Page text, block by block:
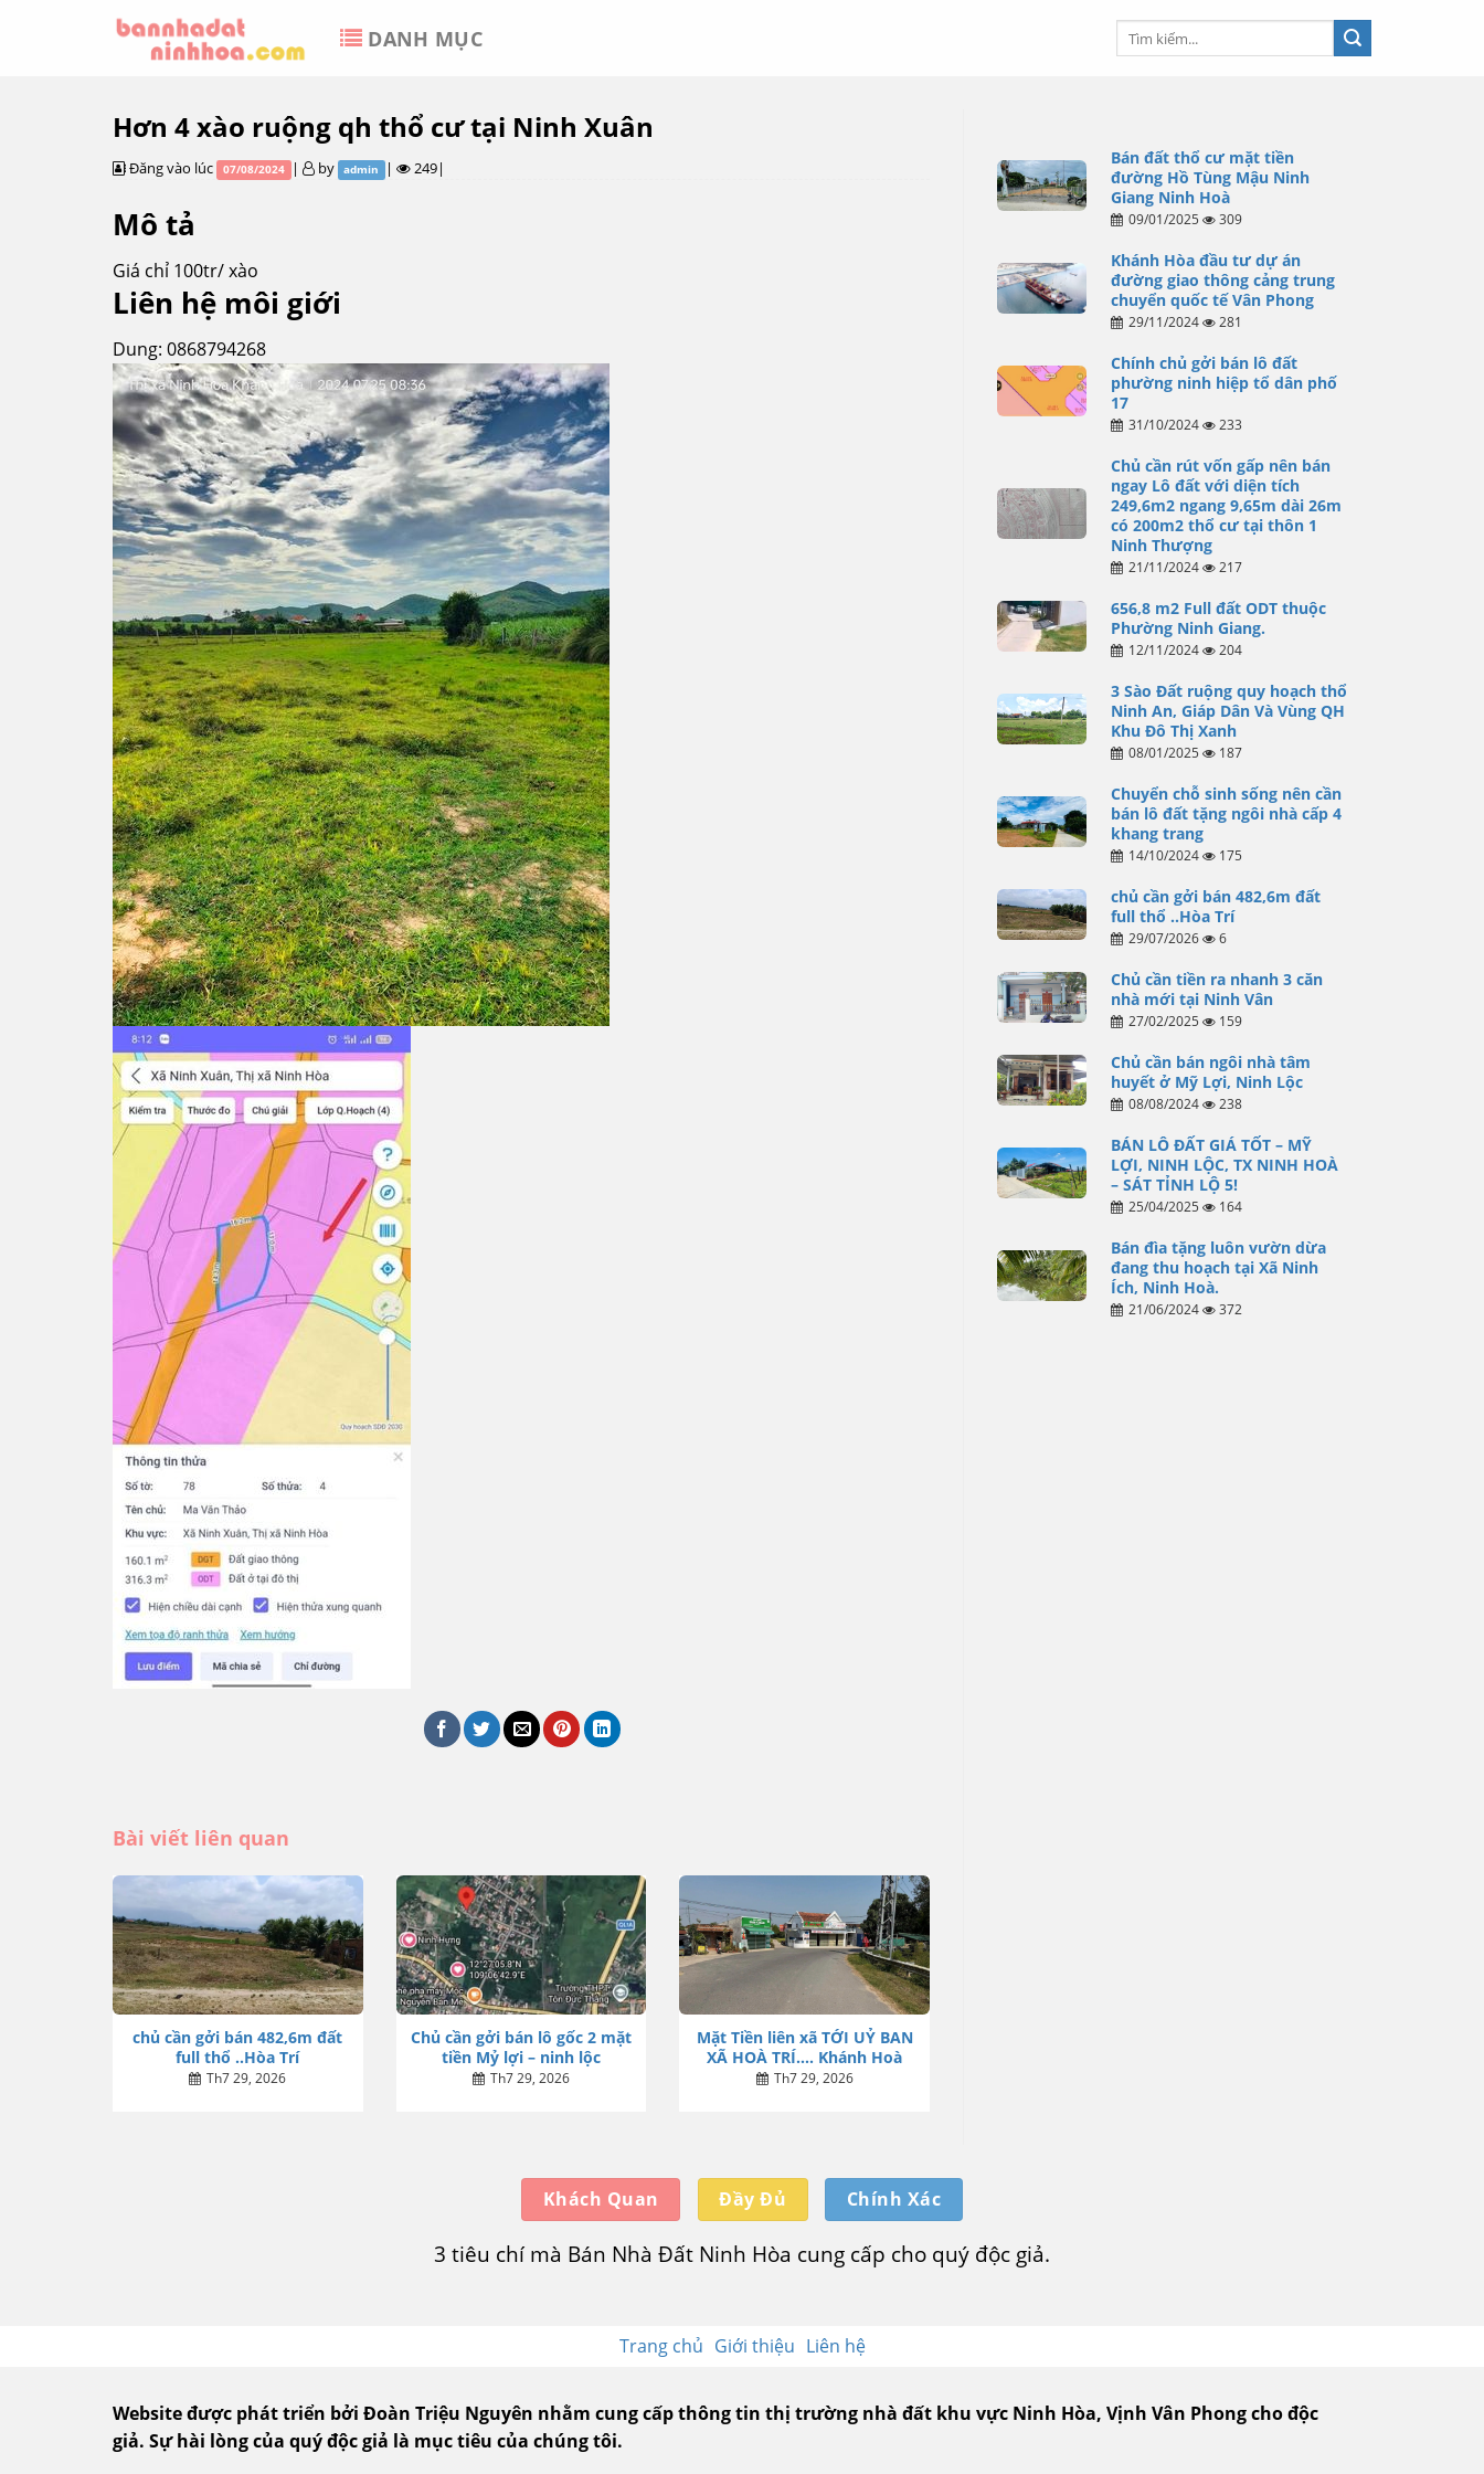
DANH MỤC
Hơn 4 xào ruộng qh thổ cư tại Ninh Xuân
Đăng vào lúc 07/08/2024 | by admin | 249|
Mô tả
Giá chỉ 100tr/ xào
Liên hệ môi giới
Dung: 0868794268
Bài viết liên quan
chủ cần gởi bán 482,6m đất
full thổ ..Hòa Trí
Th7 29, 2026
Chủ cần gởi bán lô gốc 2 mặt
tiền Mỷ lợi – ninh lộc
Th7 29, 2026
Mặt Tiền liên xã TỚI UỶ BAN
XÃ HOÀ TRÍ…. Khánh Hoà
Th7 29, 2026
Bán đất thổ cư mặt tiền
đường Hồ Tùng Mậu Ninh
Giang Ninh Hoà
09/01/2025 309
Khánh Hòa đầu tư dự án
đường giao thông cảng trung
chuyển quốc tế Vân Phong
29/11/2024 281
Chính chủ gởi bán lô đất
phường ninh hiệp tổ dân phố
17
31/10/2024 233
Chủ cần rút vốn gấp nên bán
ngay Lô đất với diện tích
249,6m2 ngang 9,65m dài 26m
có 200m2 thổ cư tại thôn 1
Ninh Thượng
21/11/2024 217
656,8 m2 Full đất ODT thuộc
Phường Ninh Giang.
12/11/2024 204
3 Sào Đất ruộng quy hoạch thổ
Ninh An, Giáp Dân Và Vùng QH
Khu Đô Thị Xanh
08/01/2025 187
Chuyển chỗ sinh sống nên cần
bán lô đất tặng ngôi nhà cấp 4
khang trang
14/10/2024 175
chủ cần gởi bán 482,6m đất
full thổ ..Hòa Trí
29/07/2026 6
Chủ cần tiền ra nhanh 3 căn
nhà mới tại Ninh Vân
27/02/2025 159
Chủ cần bán ngôi nhà tâm
huyết ở Mỹ Lợi, Ninh Lộc
08/08/2024 238
BÁN LÔ ĐẤT GIÁ TỐT – MỸ
LỢI, NINH LỘC, TX NINH HOÀ
– SÁT TỈNH LỘ 5!
25/04/2025 164
Bán đìa tặng luôn vườn dừa
đang thu hoạch tại Xã Ninh
Ích, Ninh Hoà.
21/06/2024 372
Khách Quan Đầy Đủ Chính Xác
3 tiêu chí mà Bán Nhà Đất Ninh Hòa cung cấp cho quý độc giả.
Trang chủ Giới thiệu Liên hệ
Website được phát triển bởi Đoàn Triệu Nguyên nhằm cung cấp thông tin thị trường nhà đất khu vực Ninh Hòa, Vịnh Vân Phong cho độc
giả. Sự hài lòng của quý độc giả là mục tiêu của chúng tôi.